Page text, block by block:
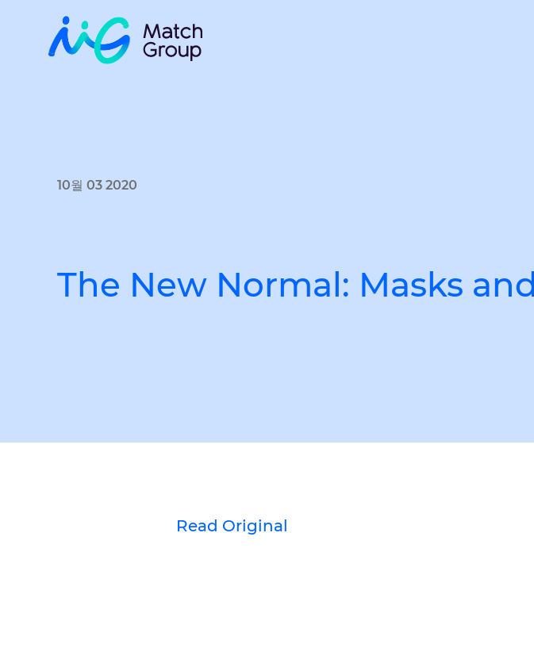
10월 03 2020
The New Normal: Masks
Read Original